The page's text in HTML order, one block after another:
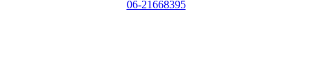
06-21668395